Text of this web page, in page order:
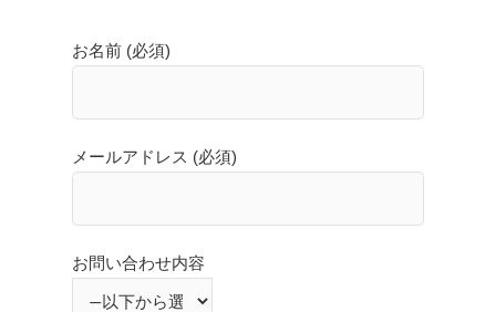
お名前 (必須)
メールアドレス (必須)
お問い合わせ内容